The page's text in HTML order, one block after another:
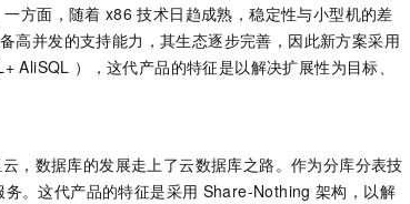
方面，随着 x86 技术日趋成熟，稳定性与小型机的差
高并发的支持能力，其生态逐步完善，因此新方案采用
AliSQL ），这代产品的特征是以解决扩展性为目标、
，数据库的发展走上了云数据库之路。作为分库分表技
。这代产品的特征是采用 Share-Nothing 架构，以解